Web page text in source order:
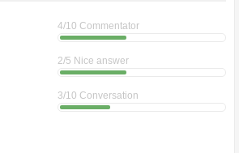
4/10 Commentator
2/5 Nice answer
3/10 Conversation